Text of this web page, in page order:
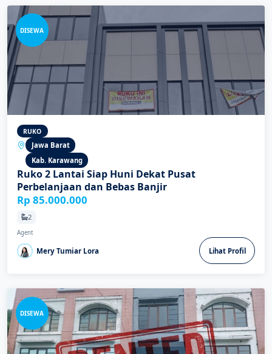
DISEWA
RUKO
Jawa Barat
Kab. Karawang
Ruko 2 Lantai Siap Huni Dekat Pusat
Perbelanjaan dan Bebas Banjir
Rp 85.000.000
2
Agent
Mery Tumiar Lora Lihat Profil
DISEWA